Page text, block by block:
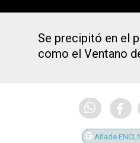
Se precipitó en el
como el Ventano
Añade